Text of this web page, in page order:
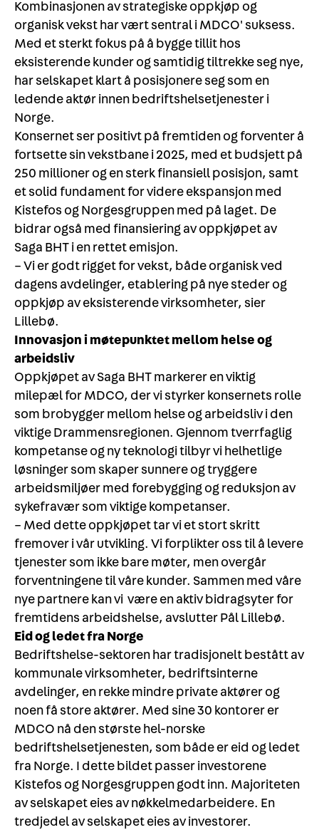
Kombinasjonen av strategiske oppkjøp og
organisk vekst har vært sentral i MDCO' suksess.
Med et sterkt fokus på å bygge tillit hos
eksisterende kunder og samtidig tiltrekke seg nye,
har selskapet klart å posisjonere seg som en
ledende aktør innen bedriftshelsetjenester i
Norge.
Konsernet ser positivt på fremtiden og forventer å
fortsette sin vekstbane i 2025, med et budsjett på
250 millioner og en sterk finansiell posisjon, samt
et solid fundament for videre ekspansjon med
Kistefos og Norgesgruppen med på laget. De
bidrar også med finansiering av oppkjøpet av
Saga BHT i en rettet emisjon.
– Vi er godt rigget for vekst, både organisk ved
dagens avdelinger, etablering på nye steder og
oppkjøp av eksisterende virksomheter, sier
Lillebø.
Innovasjon i møtepunktet mellom helse og
arbeidsliv
Oppkjøpet av Saga BHT markerer en viktig
milepæl for MDCO, der vi styrker konsernets rolle
som brobygger mellom helse og arbeidsliv i den
viktige Drammensregionen. Gjennom tverrfaglig
kompetanse og ny teknologi tilbyr vi helhetlige
løsninger som skaper sunnere og tryggere
arbeidsmiljøer med forebygging og reduksjon av
sykefravær som viktige kompetanser.
– Med dette oppkjøpet tar vi et stort skritt
fremover i vår utvikling. Vi forplikter oss til å levere
tjenester som ikke bare møter, men overgår
forventningene til våre kunder. Sammen med våre
nye partnere kan vi være en aktiv bidragsyter for
fremtidens arbeidshelse, avslutter Pål Lillebø.
Eid og ledet fra Norge
Bedriftshelse-sektoren har tradisjonelt bestått av
kommunale virksomheter, bedriftsinterne
avdelinger, en rekke mindre private aktører og
noen få store aktører. Med sine 30 kontorer er
MDCO nå den største hel-norske
bedriftshelsetjenesten, som både er eid og ledet
fra Norge. I dette bildet passer investorene
Kistefos og Norgesgruppen godt inn. Majoriteten
av selskapet eies av nøkkelmedarbeidere. En
tredjedel av selskapet eies av investorer.